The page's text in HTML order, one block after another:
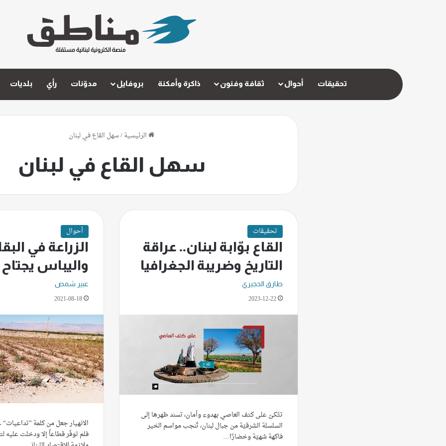
تحقيقات أحوال ثقافة وفنون ذاكرة وأمكنة بروفايل مدوّنات رأي بلديات
الرئيسية/سهل القاع في لبنان
سهل القاع في لبنان
تحقيقات
القاع بوّابة لبنان.. عراقة
التاريخ وضريبة الجغرافيا
طارق الحجيري
2023-12-22
تتّكئ على كتف العاصي بهدوء وأمان، تسند ظهرها إلى
السلسلة الشرقيّة من جبال لبنان، تُنجب مواسم الخير
فاكهة شهيّة وخضارًا…
أحوال
الزراعة في
واليباس
عبير شمص
2021-08-18
الانهيار جعل من كلمة
فلم توفّر قطاعاً إلا ودخلت عليه